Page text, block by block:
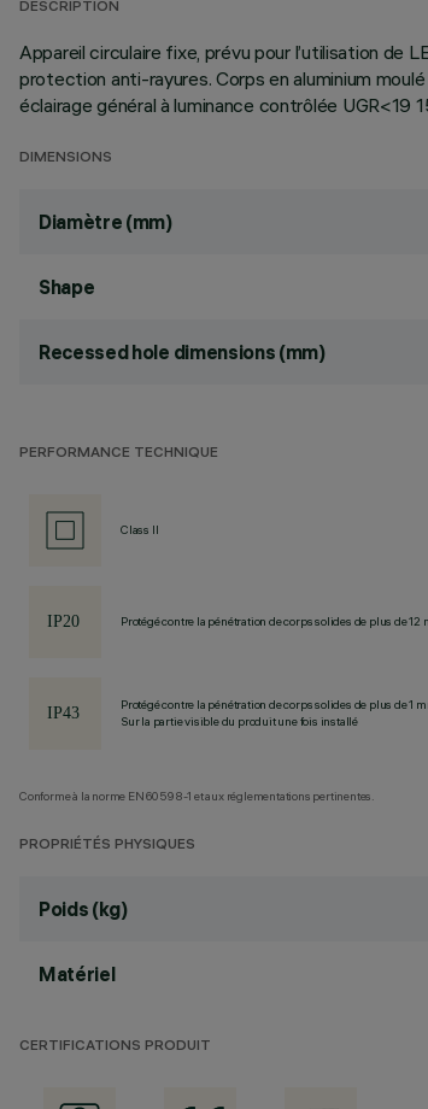
DESCRIPTION
Appareil circulaire fixe, prévu pour l’utilisation de
protection anti-rayures. Corps en aluminium
éclairage général à luminance contrôlée
DIMENSIONS
Diamètre (mm)
Shape
Recessed hole dimensions (mm)
PERFORMANCE TECHNIQUE
Class II
Protégé contre la pénétration de corps solides de plus de
Protégé contre la pénétration de corps solides de plus de 1
Sur la partie visible du produit une fois installé
Conforme à la norme EN60598-1 et aux réglementations pertinentes.
PROPRIÉTÉS PHYSIQUES
Poids (kg)
Matériel
CERTIFICATIONS PRODUIT